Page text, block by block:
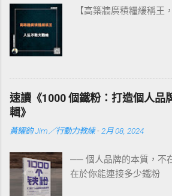
【高築牆廣積糧緩稱王
速讀《1000 個鐵粉：打造個人品
輯》
黃耀鈞 Jim／行動力教練 - 2月 08, 2024
── 個人品牌的本質，不
在於你能連接多少鐵粉